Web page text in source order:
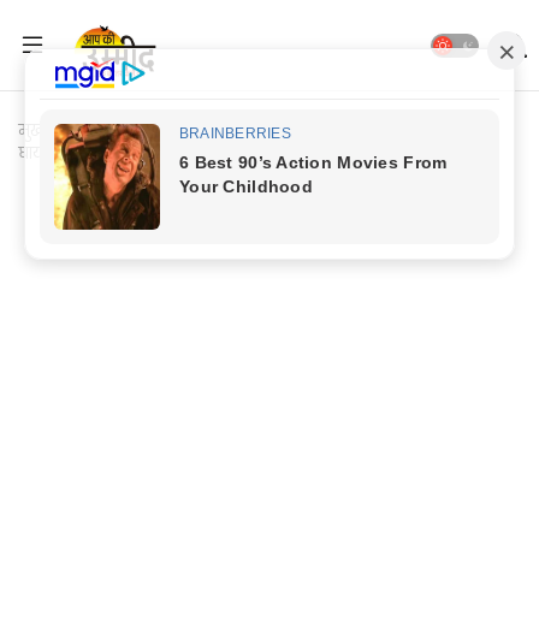
मुख्यपृष्ठ Jaunpur News
Jaunpur News: मारपीट में एक युवक
घायल